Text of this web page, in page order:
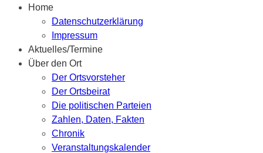
Home
Datenschutzerklärung
Impressum
Aktuelles/Termine
Über den Ort
Der Ortsvorsteher
Der Ortsbeirat
Die politischen Parteien
Zahlen, Daten, Fakten
Chronik
Veranstaltungskalender